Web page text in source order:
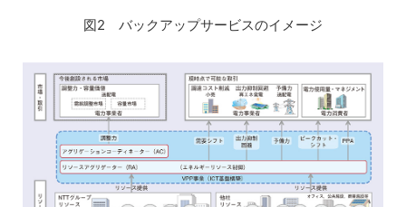
図2 バックアップサービスのイメージ